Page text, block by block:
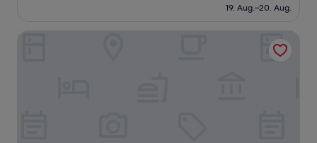
beträgt
19. Aug.–20. Aug.